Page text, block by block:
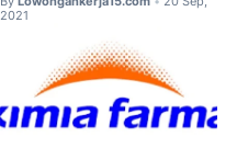
2021